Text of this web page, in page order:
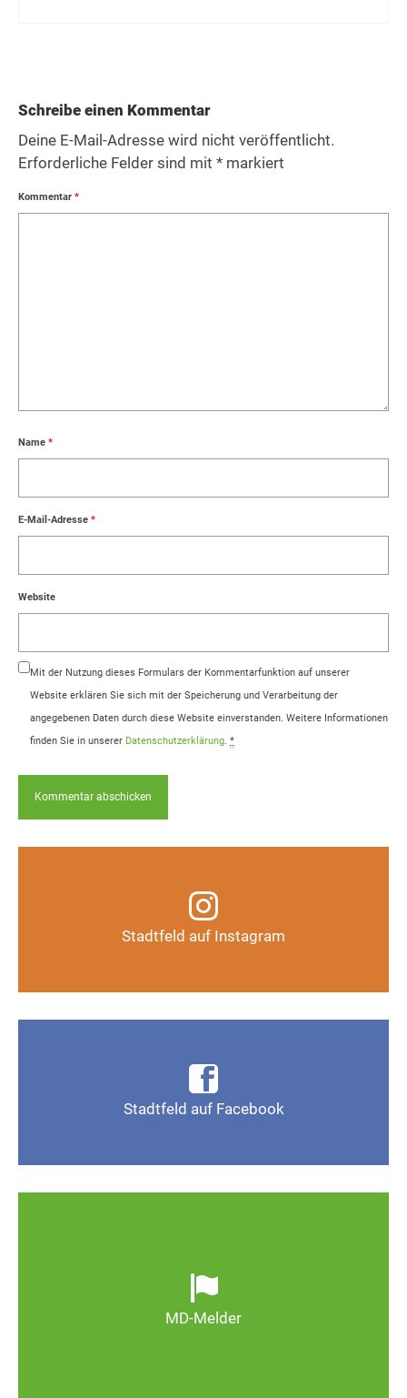
Schreibe einen Kommentar
Deine E-Mail-Adresse wird nicht veröffentlicht.
Erforderliche Felder sind mit * markiert
Kommentar *
Name *
E-Mail-Adresse *
Website
Mit der Nutzung dieses Formulars der Kommentarfunktion auf unserer
Website erklären Sie sich mit der Speicherung und Verarbeitung der
angegebenen Daten durch diese Website einverstanden. Weitere Informationen
finden Sie in unserer Datenschutzerklärung. *
Stadtfeld auf Instagram
Instagram-Kanal
Auf Instagram folgen
Stadtfeld auf Facebook
Seite Magdeburg-Stadtfeld
MD-Melder
wild entsorgter Müll. Melden Sie Mängel, damit
Magdeburg schöner und lebenswerter wird.